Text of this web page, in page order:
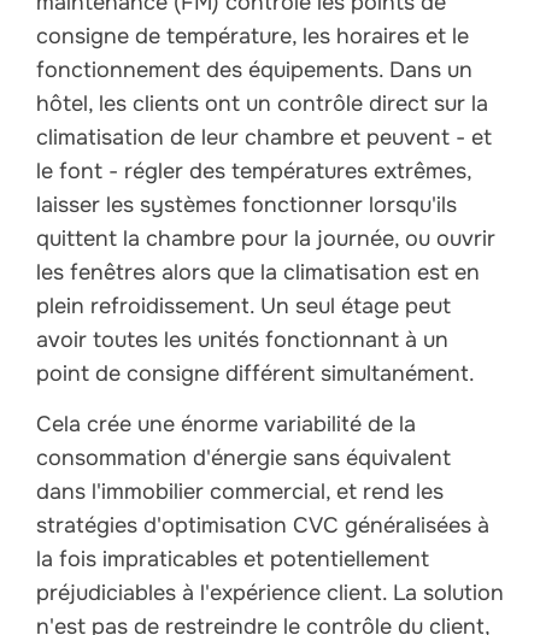
consigne de température, les horaires et le
fonctionnement des équipements. Dans un
hôtel, les clients ont un contrôle direct sur la
climatisation de leur chambre et peuvent - et
le font - régler des températures extrêmes,
laisser les systèmes fonctionner lorsqu'ils
quittent la chambre pour la journée, ou ouvrir
les fenêtres alors que la climatisation est en
plein refroidissement. Un seul étage peut
avoir toutes les unités fonctionnant à un
point de consigne différent simultanément.
Cela crée une énorme variabilité de la
consommation d'énergie sans équivalent
dans l'immobilier commercial, et rend les
stratégies d'optimisation CVC généralisées à
la fois impraticables et potentiellement
préjudiciables à l'expérience client. La solution
n'est pas de restreindre le contrôle du client,